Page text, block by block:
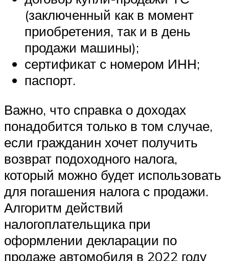
(заключенный как в момент
приобретения, так и в день
продажи машины);
сертификат с номером ИНН;
паспорт.
Важно, что справка о доходах
понадобится только в том случае,
если гражданин хочет получить
возврат подоходного налога,
который можно будет использовать
для погашения налога с продажи.
Алгоритм действий
налогоплательщика при
оформлении декларации по
продаже автомобиля в 2022 году